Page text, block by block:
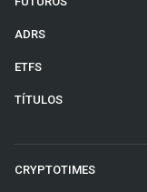
ADRS
ETFS
TÍTULOS
CRYPTOTIMES